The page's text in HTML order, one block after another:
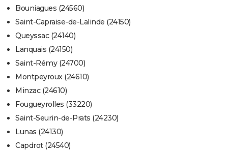
Bouniagues (24560)
Saint-Capraise-de-Lalinde (24150)
Queyssac (24140)
Lanquais (24150)
Saint-Rémy (24700)
Montpeyroux (24610)
Minzac (24610)
Fougueyrolles (33220)
Saint-Seurin-de-Prats (24230)
Lunas (24130)
Capdrot (24540)